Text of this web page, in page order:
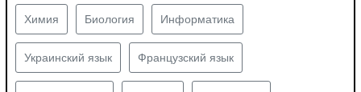
Химия Биология Информатика
Украинский язык Французский язык